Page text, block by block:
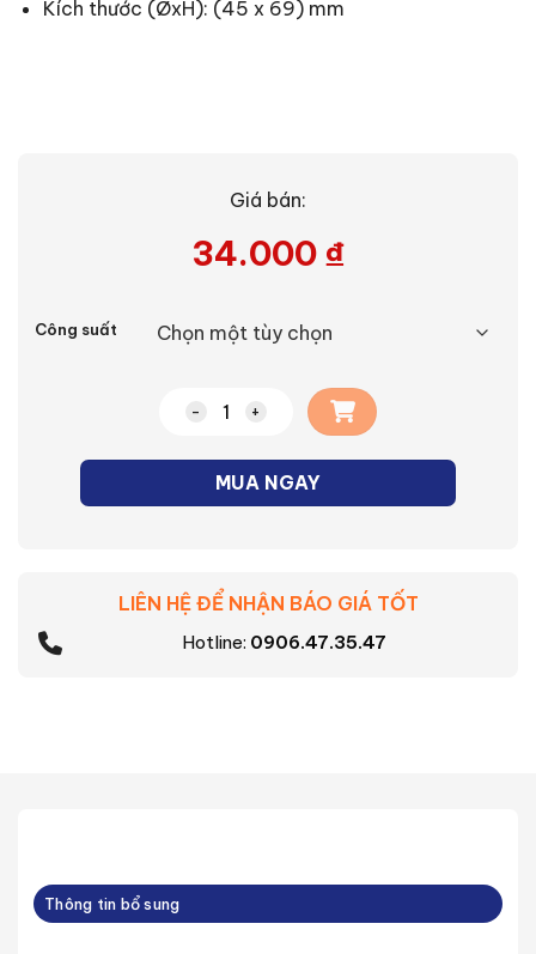
Kích thước (ØxH): (45 x 69) mm
Giá bán:
34.000 ₫
Công suất
Bóng đèn LED BULB tròn 1W màu đỏ số
MUA NGAY
LIÊN HỆ ĐỂ NHẬN BÁO GIÁ TỐT
Hotline: 0906.47.35.47
Thông tin bổ sung